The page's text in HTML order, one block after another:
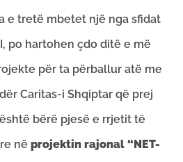
e tretë mbetet një nga sfidat
po hartohen çdo ditë e më
për ta përballur atë me
Caritas-i Shqiptar që prej
bërë pjesë e rrjetit të
në projektin rajonal “NET-